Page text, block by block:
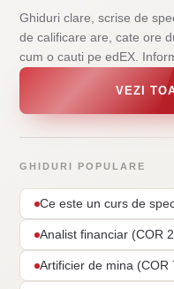
Ghiduri clare, scrise de
de calificare are, cate ore
cum o cauti pe edEX.
VEZI
GHIDURI POPULARE
Ce este un curs de
Analist financiar (COR
Artificier de mina (COR